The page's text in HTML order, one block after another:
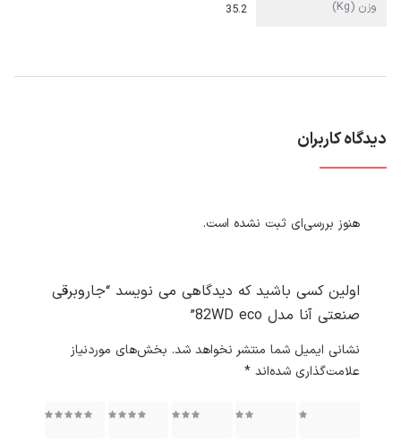
وزن (Kg)
35.2
دیدگاه کاربران
هنوز بررسی‌ای ثبت نشده است.
اولین کسی باشید که دیدگاهی می نویسد “جاروبرقی
صنعتی آنا مدل 82WD eco”
نشانی ایمیل شما منتشر نخواهد شد. بخش‌های موردنیاز
علامت‌گذاری شده‌اند *
۳ از ۵ ۴ از ۵ ۵ از ۵